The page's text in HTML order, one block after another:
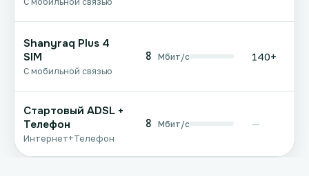
Shanyraq Plus 4
SIM
С мобильной связью
8 Мбит/с 140+
Стартовый ADSL +
Телефон
Интернет+Телефон
8 Мбит/с —